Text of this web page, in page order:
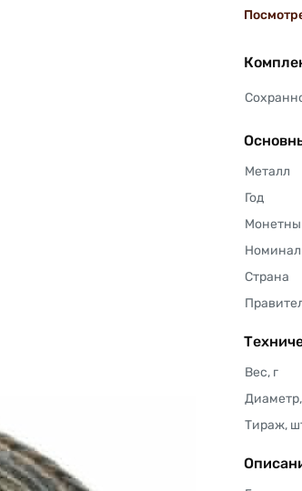
Металл
Год
Номинал
Страна
Вес, г
Тираж,